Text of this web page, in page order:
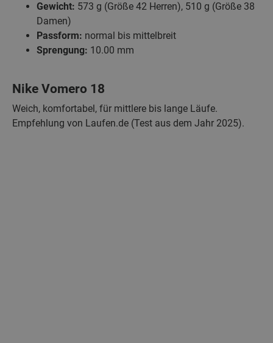
Gewicht: 573 g (Größe 42 Herren), 510 g (Größe 38
Damen)
Passform: normal bis mittelbreit
Sprengung: 10.00 mm
Nike Vomero 18
Weich, komfortabel, für mittlere bis lange Läufe.
Empfehlung von Laufen.de (Test aus dem Jahr 2025).